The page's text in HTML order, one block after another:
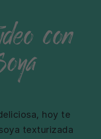
con
hoy te
texturizada